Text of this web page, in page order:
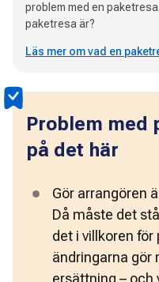
problem med en
paketresa är?
Läs mer om vad en
Problem med
på det här
Gör arrangören
Då måste det
det i villkoren för
ändringarna gör
ersättning – och